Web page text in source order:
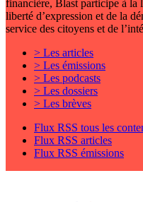
financière, Blast participe à la
liberté d’expression et de la
service des citoyens et de
> Les articles
> Les émissions
> Les podcasts
> Les dossiers
> Les brèves
Flux RSS tous les
Flux RSS articles
Flux RSS émissions